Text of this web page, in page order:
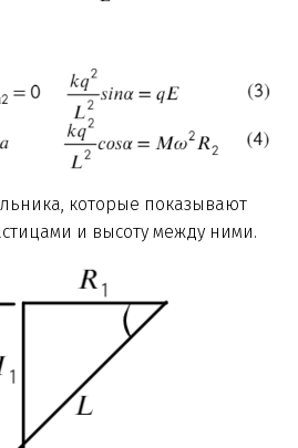
которые показывают
и высоту между ними.